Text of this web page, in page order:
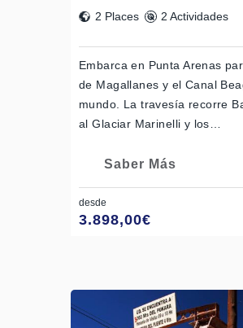
2 Places
2 Actividades
Embarca en Punta Arenas
de Magallanes y el Canal
mundo. La travesía recorre
al Glaciar Marinelli y los…
Saber Más
desde
3.898,00€